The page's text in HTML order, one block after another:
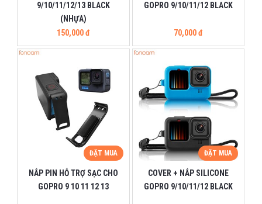
9/10/11/12/13 BLACK
(NHỰA)
150,000 đ
GOPRO 9/10/11/12 BLACK
70,000 đ
ĐẶT MUA
NẮP PIN HỖ TRỢ SẠC CHO
GOPRO 9 10 11 12 13
ĐẶT MUA
COVER + NẮP SILICONE
GOPRO 9/10/11/12 BLACK